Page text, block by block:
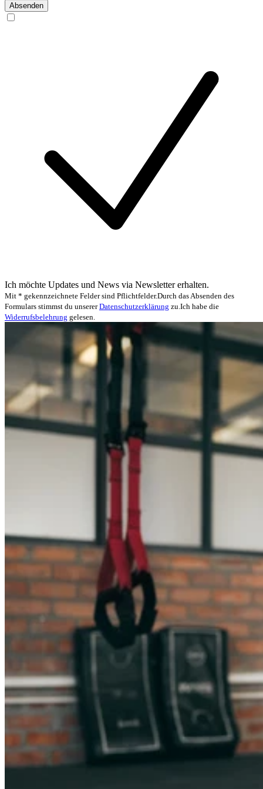
Absenden
Ich möchte Updates und News via Newsletter erhalten.
Mit * gekennzeichnete Felder sind Pflichtfelder.Durch das Absenden des
Formulars stimmst du unserer Datenschutzerklärung zu. Ich habe die
Widerrufsbelehrung gelesen.